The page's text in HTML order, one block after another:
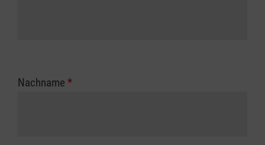
Nachname *